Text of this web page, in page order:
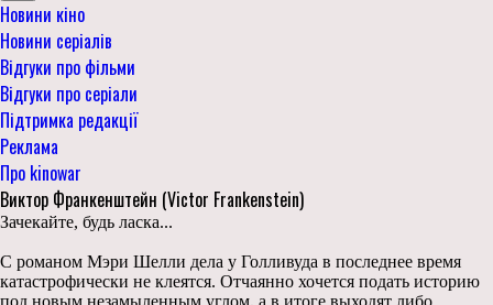
Новини кіно
Новини серіалів
Відгуки про фільми
Відгуки про серіали
Підтримка редакції
Реклама
Про kinowar
Виктор Франкенштейн (Victor Frankenstein)
Зачекайте, будь ласка...
С романом Мэри Шелли дела у Голливуда в последнее время
катастрофически не клеятся. Отчаянно хочется подать историю
под новым незамыленным углом, а в итоге выходят либо